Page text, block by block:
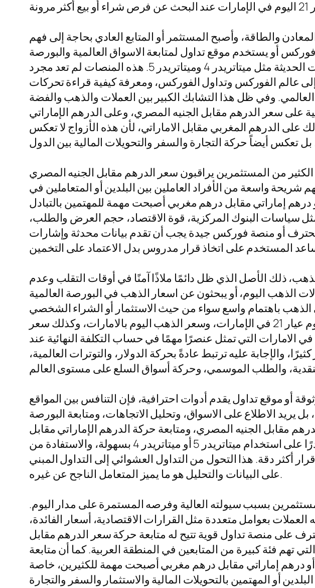
والطاقة، وأصبح المستثمر أو المتابع العادي بحاجة إلى فهم
أو يستخدم موقع تداول لمتابعة الاسواق العالمية والبورصة
العالمية، أو حتى يتابع حركة الاسواق بشكل عام عبر التطبيقات والمنصات الحديثة مثل ميتاتريدر 4 وميتاتريدر 5. هذه المنصات لم تعد مجرد
عالم الفوركس وتداول الفوركس، ومعرفة كيفية قراءة تحركات
العالمي. وفي ظل هذا التشابك الكبير بين العملات والذهب والفضة
على سعر الدرهم مقابل الجنيه المصري، وعلى الدرهم الإماراتي
على الدرهم المغربي مقابل الاماراتي، لأن هذه الأزواج لا تعكس
من المستثمرين يراقبون سعر الدرهم مقابل الجنيه المصري
شريحة واسعة من الأفراد العاملين بين البلدين أو المتعاملين في
درهم إماراتي مقابل درهم مغربي أصبحت مهمة للمهتمين بالتبادل
سياسات البنوك المركزية، قوة الاقتصاد، حجم العرض والطلب،
محترف أو منصة فوركس جيدة يجب أن تقدم بيانات محدثة وإشارات
ذلك الأصل الذي ظل دائمًا ملاذًا آمنًا في أوقات التقلب وعدم
الذهب اليوم، أو يبحثون عن اسعار الذهب في البورصة العالمية
باهتمام واسع سواء من حيث الاستثمار أو الشراء الشخصي
أو حتى المناسبات الاجتماعية. لذلك نجد بحثًا متكررًا عن سعر الذهب اليوم عيار 21 في الإمارات، وسعر الذهب اليوم بالامارات، وكذلك سعر
الذهب في الامارات التي تمثل عنصرًا مهمًا في حساب التكلفة النهائية عند
والإجابة عليه ترتبط عادةً بحركة الدولار، والتوترات العالمية،
أو موقع تداول يقدم أدوات احترافية، فإن التنافس بين المواقع
يريد الاطلاع على الاسواق، وتحليل الاتجاهات، ومتابعة البورصة
مقابل الجنيه المصري، ومتابعة حركة الدرهم الإماراتي مقابل
الدرهم المغربي أو الدرهم المغربي مقابل الاماراتي. كما يريد أن يكون قادرًا على استخدام ميتاتريدر 5 أو ميتاتريدر 4 بسهولة، والاستفادة من RSI
أكثر دقة. هذا التحول من التداول العشوائي إلى التداول المبني
على البيانات والتحليل هو ما يميز المتعامل الناجح عن غيره.
بسبب سيولته العالية وفرصه المستمرة على مدار اليوم.
بعوامل متعددة مثل القرارات الاقتصادية، أسعار الفائدة،
على منصة تداول قوية تتيح له متابعة حركة سعر الدرهم مقابل
تهم فئة كبيرة من المتابعين في المنطقة العربية. كما أن متابعة
أو درهم إماراتي مقابل درهم مغربي أصبحت مهمة للكثيرين، خاصة